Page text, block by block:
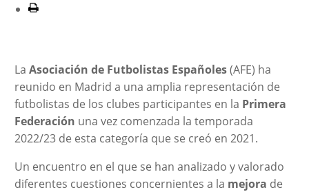
La Asociación de Futbolistas Españoles(AFE) ha
reunido en Madrid a una amplia representación de
futbolistas de los clubes participantes en la Primera
Federación una vez comenzada la temporada
2022/23 de esta categoría que se creó en 2021.
Un encuentro en el que se han analizado y valorado
diferentes cuestiones concernientes a la mejora de